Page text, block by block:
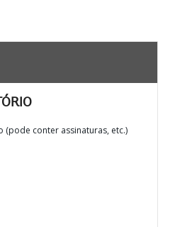
conter assinaturas, etc.)